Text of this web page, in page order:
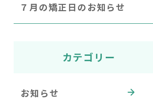
７月の矯正日のお知らせ
カテゴリー
お知らせ